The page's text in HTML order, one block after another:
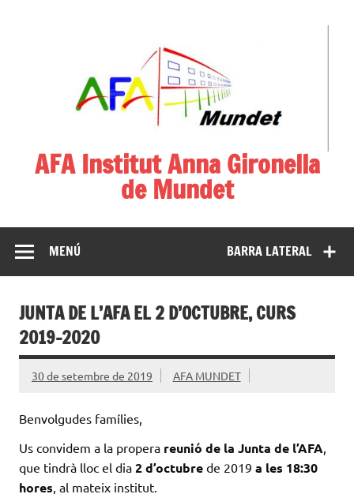
AFA Institut Anna Gironella
de Mundet
BARRA LATERAL
MENÚ
JUNTA DE L’AFA EL 2 D’OCTUBRE, CURS
2019-2020
30 de setembre de 2019 AFA MUNDET
Benvolgudes famílies,
Us convidem a la propera reunió de la Junta de l’AFA
que tindrà lloc el dia 2 d’octubre de 2019 a les 18:30
hores , al mateix institut.